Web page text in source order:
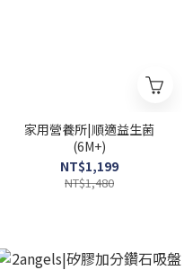
家用營養所|順適益生菌
(6M+)
NT$1,199
NT$1,480